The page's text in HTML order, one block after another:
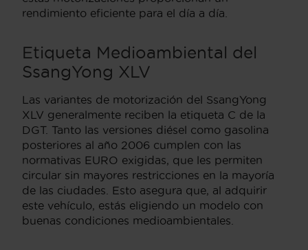
rendimiento eficiente para el día a día.
Etiqueta Medioambiental del
SsangYong XLV
Las variantes de motorización del SsangYong
XLV generalmente reciben la etiqueta C de la
DGT. Tanto las versiones diésel como gasolina
posteriores al año 2006 cumplen con las
normativas EURO exigidas, que les permiten
circular sin mayores restricciones en la mayoría
de las ciudades. Esto asegura que, al adquirir
este vehículo, estás eligiendo un modelo con
buenas condiciones medioambientales.